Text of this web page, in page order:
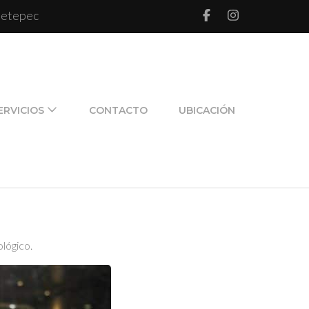
CONTACTO UBICACIÓN